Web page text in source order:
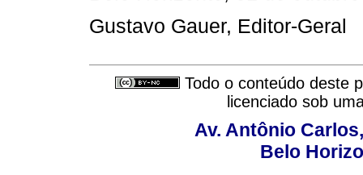
Gustavo Gauer, Editor-Geral
Todo o conteúdo deste
licenciado sob
Av. Antônio
Belo